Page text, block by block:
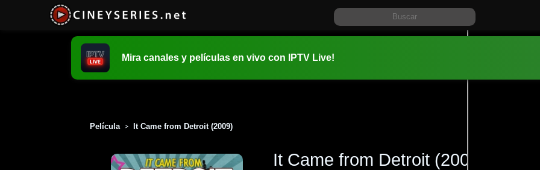
Mira canales y películas en vivo con IPTV Live!
Película > It Came from Detroit (2009)
It Came from Detroit (2009)